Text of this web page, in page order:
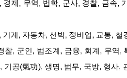
경제, 무역, 법학, 군사, 경찰, 금속,
기계, 자동차, 선박, 정비업, 교통,
찰, 군인, 법조계, 금융, 회계, 무역,
기공(氣功), 생명, 법무, 국방, 형사,